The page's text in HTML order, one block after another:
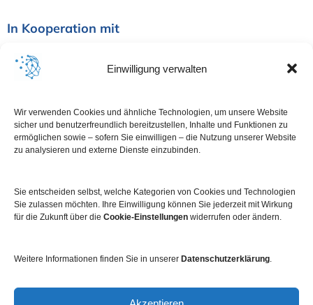
Einwilligung verwalten
Wir verwenden Cookies und ähnliche Technologien, um unsere Website
sicher und benutzerfreundlich bereitzustellen, Inhalte und Funktionen zu
ermöglichen sowie – sofern Sie einwilligen – die Nutzung unserer Website
zu analysieren und externe Dienste einzubinden.
Sie entscheiden selbst, welche Kategorien von Cookies und Technologien
Sie zulassen möchten. Ihre Einwilligung können Sie jederzeit mit Wirkung
für die Zukunft über die Cookie-Einstellungen widerrufen oder ändern.
Weitere Informationen finden Sie in unserer Datenschutzerklärung.
In Kooperation mit